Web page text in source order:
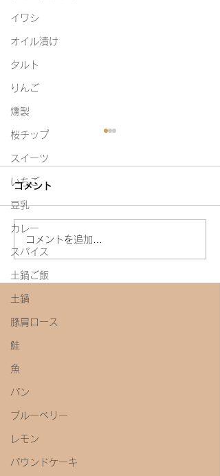
イワシ
オイル漬け
タルト
りんご
燻製
桜チップ
スイーツ
いちご
豆乳
カレー
スパイス
土鍋ご飯
土鍋
豚肩ロース
鮭
魚
パン
ブルーベリー
レモン
パウンドケーキ
今年初めての味噌教室
コメント
コメントを追加…